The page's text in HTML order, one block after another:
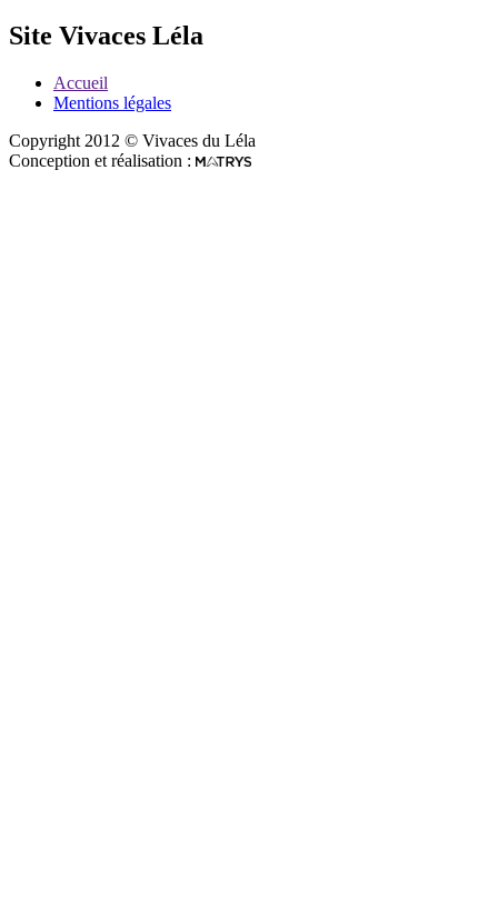
Site Vivaces Léla
Accueil
Mentions légales
Copyright 2012 © Vivaces du Léla
Conception et réalisation :